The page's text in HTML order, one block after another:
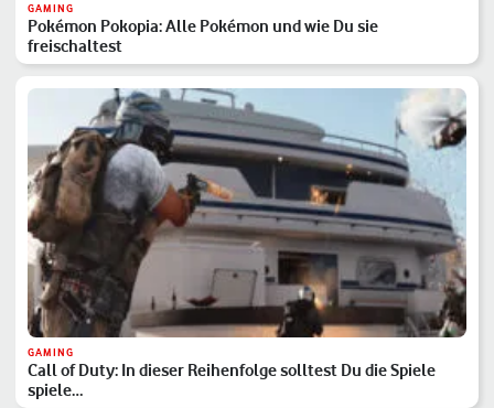
GAMING
Pokémon Pokopia: Alle Pokémon und wie Du sie
freischaltest
GAMING
Call of Duty: In dieser Reihenfolge solltest Du die Spiele
spiele…